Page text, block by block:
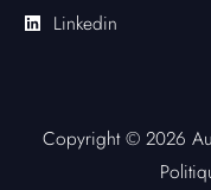
Linkedin
Copyright © 2026